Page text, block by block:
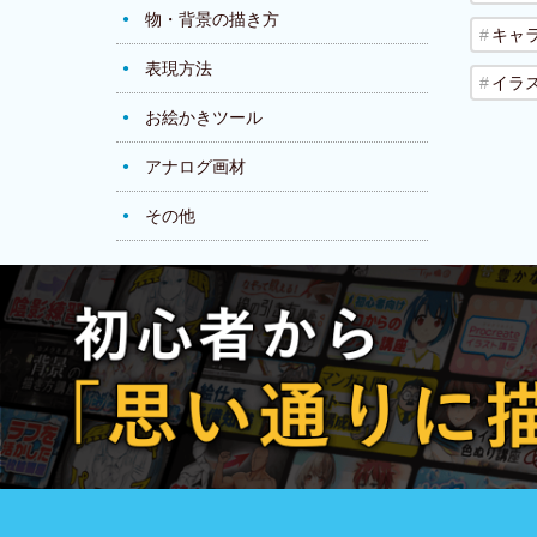
物・背景の描き方
表現方法
お絵かきツール
アナログ画材
その他
キャ
イラ